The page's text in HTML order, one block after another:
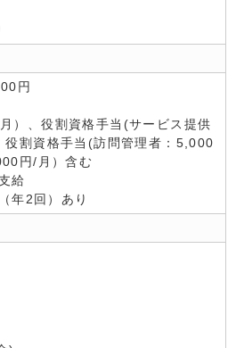
円
）、役割資格手当(サービス提供
割資格手当(訪問管理者：5,000
円/月）含む
給
年2回）あり